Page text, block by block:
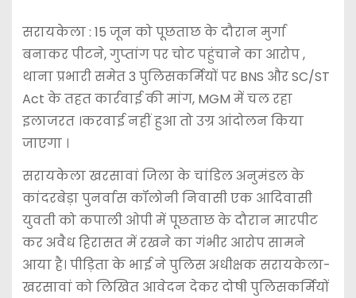
सरायकेला : 15 जून को पूछताछ के दौरान मुर्गा
बनाकर पीटने, गुप्तांग पर चोट पहुंचाने का आरोप ,
थाना प्रभारी समेत 3 पुलिसकर्मियों पर BNS और SC/ST
Act के तहत कार्रवाई की मांग, MGM में चल रहा
इलाजरत ।करवाई नहीं हुआ तो उग्र आंदोलन किया
जाएगा ।
सरायकेला खरसावां जिला के चांडिल अनुमंडल के
कांदरबेड़ा पुनर्वास कॉलोनी निवासी एक आदिवासी
युवती को कपाली ओपी में पूछताछ के दौरान मारपीट
कर अवैध हिरासत में रखने का गंभीर आरोप सामने
आया है। पीड़िता के भाई ने पुलिस अधीक्षक सरायकेला-
खरसावां को लिखित आवेदन देकर दोषी पुलिसकर्मियों